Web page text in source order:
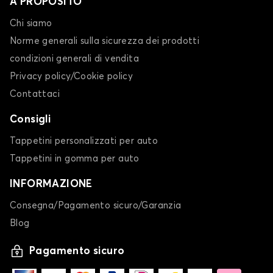
A PROPOSITO
Chi siamo
Norme generali sulla sicurezza dei prodotti
condizioni generali di vendita
Privacy policy/Cookie policy
Contattaci
Consigli
Tappetini personalizzati per auto
Tappetini in gomma per auto
INFORMAZIONE
Consegna/Pagamento sicuro/Garanzia
Blog
Pagamento sicuro